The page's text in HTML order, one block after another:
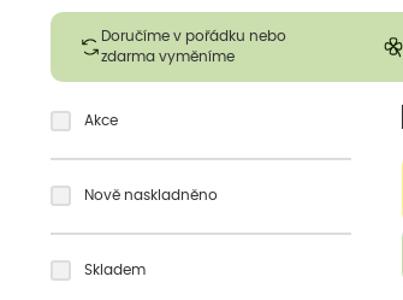
Doručíme v pořádku nebo
zdarma vyměníme
Akce
Nově naskladněno
Skladem